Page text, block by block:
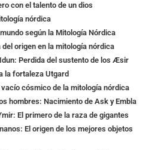
con el talento de un dios
nórdica
según la Mitología Nórdica
del origen en la mitología nórdica
Perdida del sustento de los Æsir
la fortaleza Utgard
vacío cósmico de la mitología nórdica
hombres: Nacimiento de Ask y Embla
El primero de la raza de gigantes
El origen de los mejores objetos